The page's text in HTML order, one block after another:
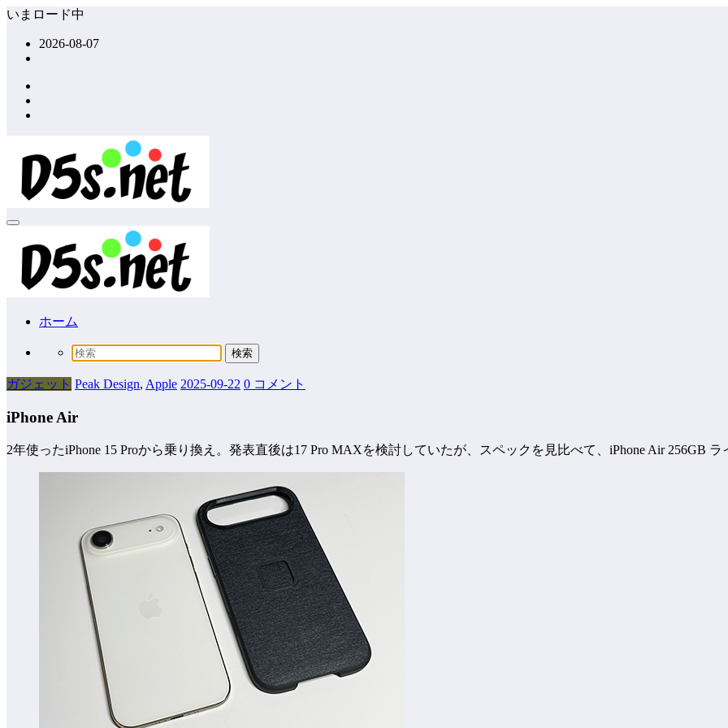
コ
いまロード中
2026-08-07
ホーム
ガジェット Peak Design, Apple 2025-09-22 0 コメント
iPhone Air
2年使ったiPhone 15 Proから乗り換え。発表直後は17 Pro MAXを検討していたが、スペックを見比べて、iPhone Air 256GB ラ